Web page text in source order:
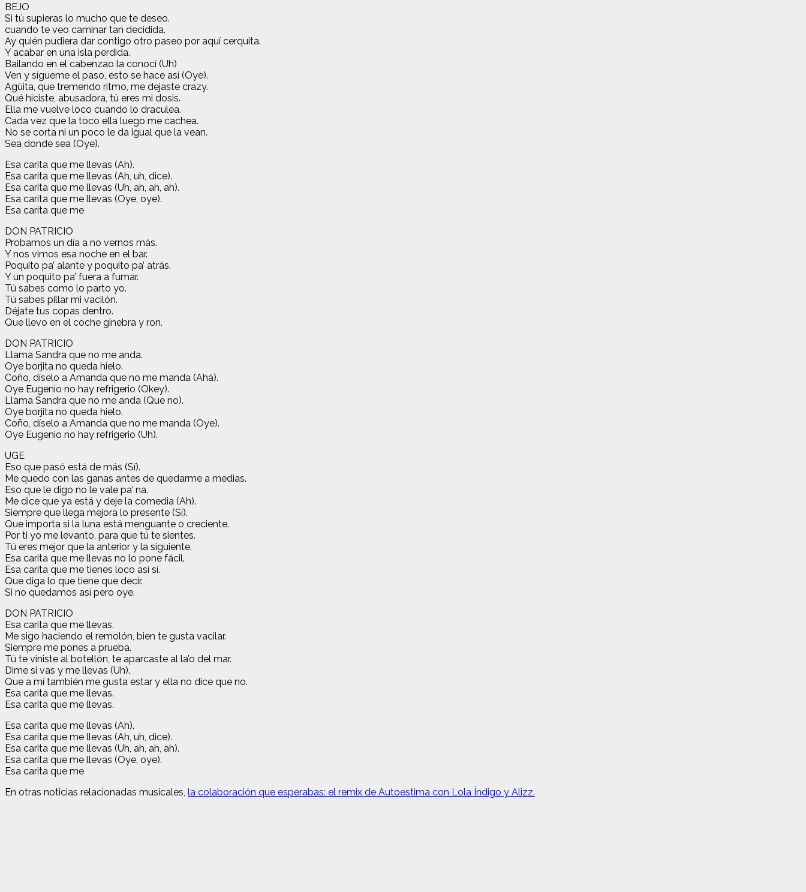
BEJO
Si tú supieras lo mucho que te deseo.
cuando te veo caminar tan decidida.
Ay quién pudiera dar contigo otro paseo por aquí cerquita.
Y acabar en una isla perdida.
Bailando en el cabenzao la conocí (Uh)
Ven y sígueme el paso, esto se hace así (Oye).
Agüita, que tremendo ritmo, me dejaste crazy.
Qué hiciste, abusadora, tú eres mi dosis.
Ella me vuelve loco cuando lo draculea.
Cada vez que la toco ella luego me cachea.
No se corta ni un poco le da igual que la vean.
Sea donde sea (Oye).
Esa carita que me llevas (Ah).
Esa carita que me llevas (Ah, uh, dice).
Esa carita que me llevas (Uh, ah, ah, ah).
Esa carita que me llevas (Oye, oye).
Esa carita que me
DON PATRICIO
Probamos un día a no vernos más.
Y nos vimos esa noche en el bar.
Poquito pa’ alante y poquito pa’ atrás.
Y un poquito pa’ fuera a fumar.
Tú sabes como lo parto yo.
Tú sabes pillar mi vacilón.
Déjate tus copas dentro.
Que llevo en el coche ginebra y ron.
DON PATRICIO
Llama Sandra que no me anda.
Oye borjita no queda hielo.
Coño, díselo a Amanda que no me manda (Ahá).
Oye Eugenio no hay refrigerio (Okey).
Llama Sandra que no me anda (Que no).
Oye borjita no queda hielo.
Coño, díselo a Amanda que no me manda (Oye).
Oye Eugenio no hay refrigerio (Uh).
UGE
Eso que pasó está de más (Sí).
Me quedo con las ganas antes de quedarme a medias.
Eso que le digo no le vale pa’ na.
Me dice que ya está y deje la comedia (Ah).
Siempre que llega mejora lo presente (Sí).
Que importa si la luna está menguante o creciente.
Por ti yo me levanto, para que tú te sientes.
Tú eres mejor que la anterior y la siguiente.
Esa carita que me llevas no lo pone fácil.
Esa carita que me tienes loco así sí.
Que diga lo que tiene que decir.
Si no quedamos así pero oye.
DON PATRICIO
Esa carita que me llevas.
Me sigo haciendo el remolón, bien te gusta vacilar.
Siempre me pones a prueba.
Tú te viniste al botellón, te aparcaste al la’o del mar.
Dime si vas y me llevas (Uh).
Que a mí también me gusta estar y ella no dice que no.
Esa carita que me llevas.
Esa carita que me llevas.
Esa carita que me llevas (Ah).
Esa carita que me llevas (Ah, uh, dice).
Esa carita que me llevas (Uh, ah, ah, ah).
Esa carita que me llevas (Oye, oye).
Esa carita que me
En otras noticias relacionadas musicales, la colaboración que esperabas: el remix de Autoestima con Lola Índigo y Alizz.